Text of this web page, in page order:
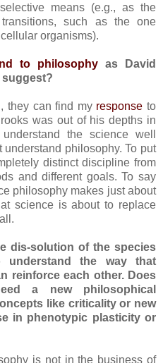
means (e.g., as the
such as the one
organisms).
to philosophy as David
suggest?
they can find my response to
was out of his depths in
the science well
philosophy. To put
distinct discipline from
and different goals. To say
philosophy makes just about
science is about to replace
dis-solution of the species
the way that
reinforce each other. Does
a new philosophical
like criticality or new
in phenotypic plasticity or
is not in the business of